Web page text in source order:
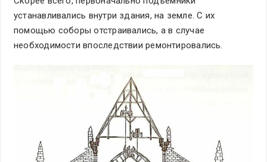
устанавливались внутри здания, на земле. С их
помощью соборы отстраивались, а в случае
необходимости впоследствии ремонтировались.